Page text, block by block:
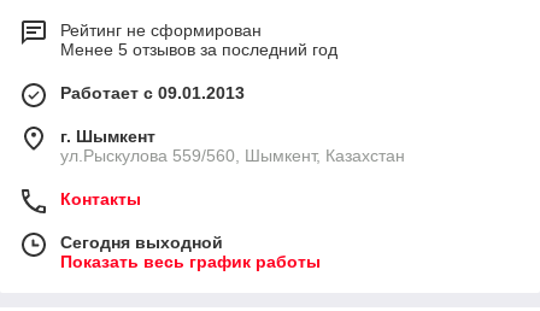
Рейтинг не сформирован
Менее 5 отзывов за последний год
Работает с 09.01.2013
г. Шымкент
ул.Рыскулова 559/560, Шымкент, Казахстан
Контакты
Сегодня выходной
Показать весь график работы